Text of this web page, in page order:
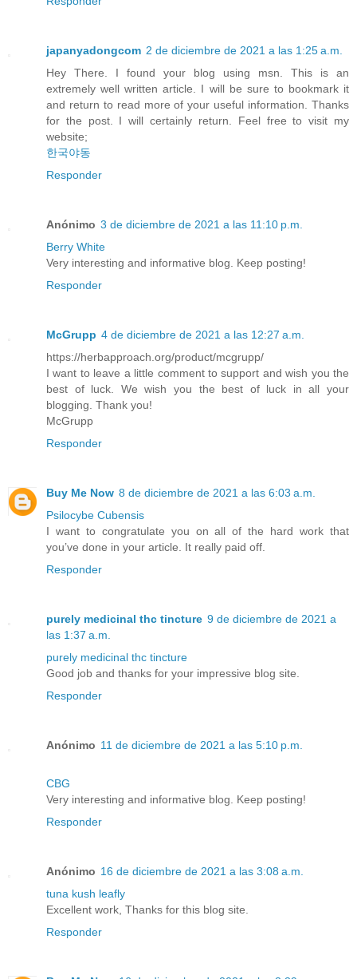
japanyadongcom 2 de diciembre de 2021 a las 1:25 a.m.
Hey There. I found your blog using msn. This is an
extremely well written article. I will be sure to bookmark it
and return to read more of your useful information. Thanks
for the post. I will certainly return. Feel free to visit my
website;
한국야동
Responder
Anónimo 3 de diciembre de 2021 a las 11:10 p.m.
Berry White
Very interesting and informative blog. Keep posting!
Responder
McGrupp 4 de diciembre de 2021 a las 12:27 a.m.
https://herbapproach.org/product/mcgrupp/
I want to leave a little comment to support and wish you the
best of luck. We wish you the best of luck in all your
blogging. Thank you!
McGrupp
Responder
Buy Me Now 8 de diciembre de 2021 a las 6:03 a.m.
Psilocybe Cubensis
I want to congratulate you on all of the hard work that
you’ve done in your article. It really paid off.
Responder
purely medicinal thc tincture 9 de diciembre de 2021 a
las 1:37 a.m.
purely medicinal thc tincture
Good job and thanks for your impressive blog site.
Responder
Anónimo 11 de diciembre de 2021 a las 5:10 p.m.
CBG
Very interesting and informative blog. Keep posting!
Responder
Anónimo 16 de diciembre de 2021 a las 3:08 a.m.
tuna kush leafly
Excellent work, Thanks for this blog site.
Responder